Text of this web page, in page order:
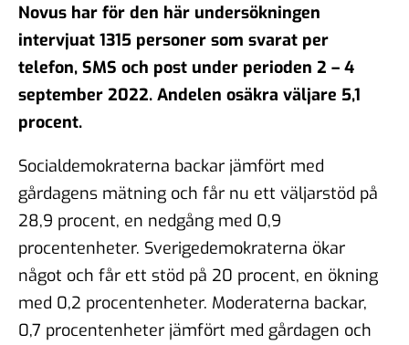
Novus har för den här undersökningen
intervjuat 1315 personer som svarat per
telefon, SMS och post under perioden 2 – 4
september 2022. Andelen osäkra väljare 5,1
procent.
Socialdemokraterna backar jämfört med
gårdagens mätning och får nu ett väljarstöd på
28,9 procent, en nedgång med 0,9
procentenheter. Sverigedemokraterna ökar
något och får ett stöd på 20 procent, en ökning
med 0,2 procentenheter. Moderaterna backar,
0,7 procentenheter jämfört med gårdagen och